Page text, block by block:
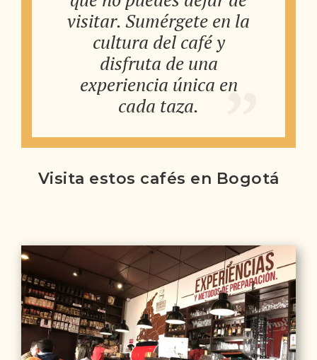
visitar. Sumérgete en la
cultura del café y
disfruta de una
experiencia única en
cada taza.
Visita estos cafés en Bogotá